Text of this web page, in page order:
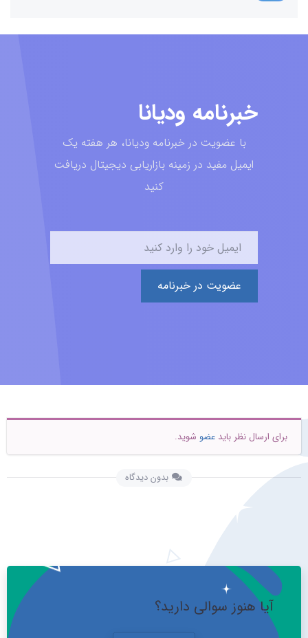
خبرنامه ودیانا
با عضویت در خبرنامه ودیانا، هر هفته یک
ایمیل مفید در زمینه بازاریابی دیجیتال دریافت
کنید
عضویت در خبرنامه
برای ارسال نظر باید عضو شوید.
بدون دیدگاه
آیا هنوز سوالی دارید؟